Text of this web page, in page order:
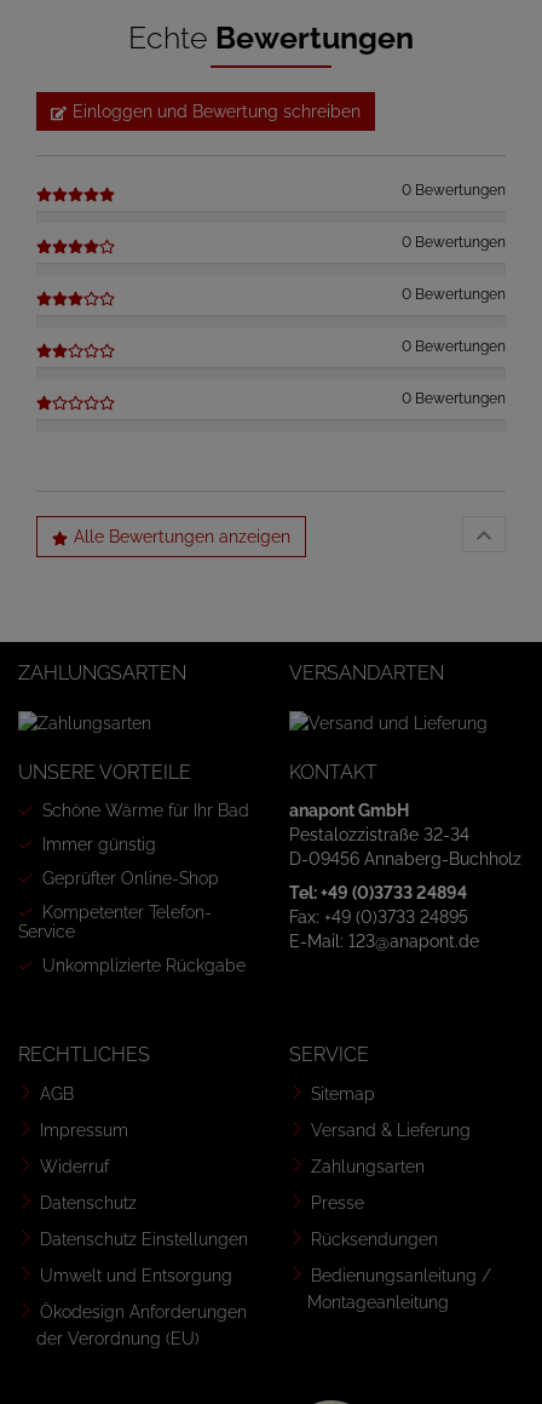
Echte Bewertungen
Einloggen und Bewertung schreiben
0 Bewertungen
0 Bewertungen
0 Bewertungen
0 Bewertungen
0 Bewertungen
Alle Bewertungen anzeigen
ZAHLUNGSARTEN VERSANDARTEN
UNSERE VORTEILE
Schöne Wärme für Ihr Bad
Immer günstig
Geprüfter Online-Shop
Kompetenter Telefon-
Service
Unkomplizierte Rückgabe
KONTAKT
anapont GmbH
Pestalozzistraße 32-34
D-09456 Annaberg-Buchholz
Tel: +49 (0)3733 24894
Fax: +49 (0)3733 24895
E-Mail: 123@anapont.de
RECHTLICHES
AGB
Impressum
Widerruf
Datenschutz
Datenschutz Einstellungen
Umwelt und Entsorgung
Ökodesign Anforderungen
der Verordnung (EU)
SERVICE
Sitemap
Versand & Lieferung
Zahlungsarten
Presse
Rücksendungen
Bedienungsanleitung /
Montageanleitung